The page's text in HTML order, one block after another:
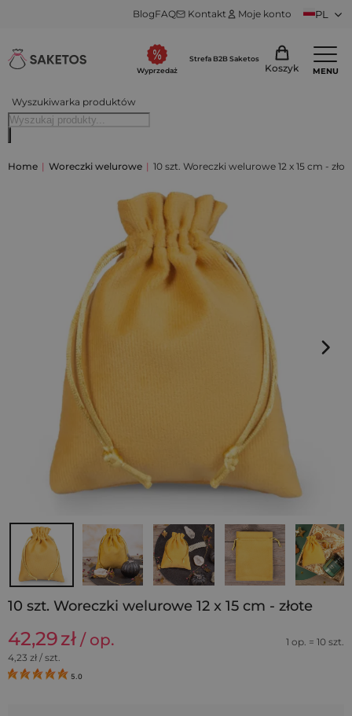
BlogFAQ Kontakt Moje konto PL
Wyszukiwarka produktów
Wyprzedaż
Strefa B2B Saketos
Koszyk MENU
Home | Woreczki welurowe | 10 szt. Woreczki welurowe 12 x 15 cm -
10 szt. Woreczki welurowe 12 x 15 cm - złote
42,29zł / op.
1 op. = 10 szt.
4,23 zł / szt.
5.0